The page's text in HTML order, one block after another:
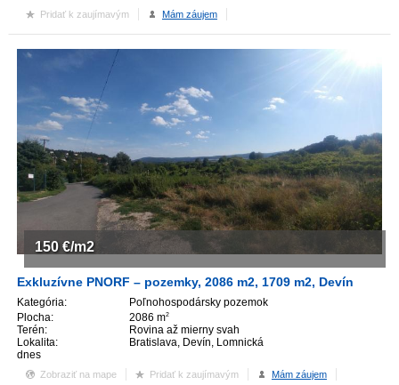
Pridať k zaujímavým Mám záujem
Exkluzívne PNORF – pozemky, 2086 m2, 1709 m2, Devín
Kategória:
Poľnohospodársky pozemok
Plocha:
2086 m2
Terén:
Rovina až mierny svah
Lokalita:
Bratislava, Devín, Lomnická
dnes
150 €/m2
Zobraziť na mape Pridať k zaujímavým Mám záujem